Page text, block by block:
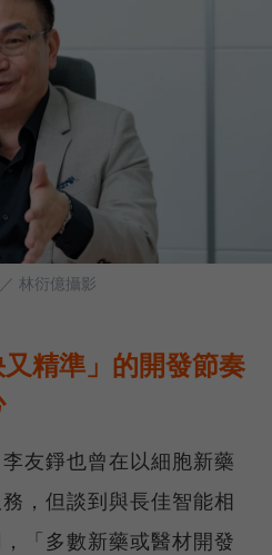
林衍億攝影
精準」的開發節奏
友錚也曾在以細胞新藥
，但談到與長佳智能相
「多數新藥或醫材開發